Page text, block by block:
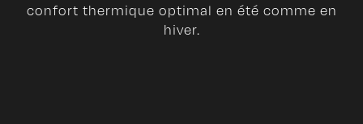
confort thermique optimal en été comme en
hiver.